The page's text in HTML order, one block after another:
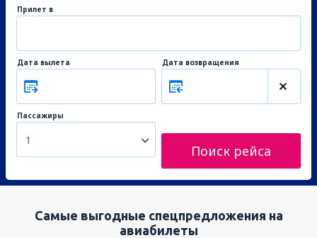
Прилет в
Дата вылета Дата возвращения
Пассажиры
1
Поиск рейса
Самые выгодные спецпредложения на
авиабилеты